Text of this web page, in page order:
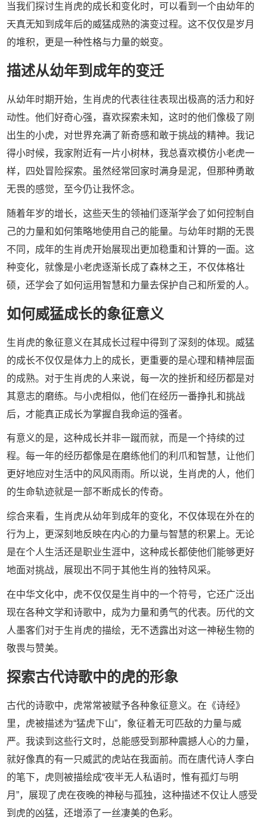
当我们探讨生肖虎的成长和变化时，可以看到一个由幼年的
天真无知到成年后的威猛成熟的演变过程。这不仅仅是岁月
的堆积，更是一种性格与力量的蜕变。
描述从幼年到成年的变迁
从幼年时期开始，生肖虎的代表往往表现出极高的活力和好
动性。他们好奇心强，喜欢探索未知，这时的他们像极了刚
出生的小虎，对世界充满了新奇感和敢于挑战的精神。我记
得小时候，我家附近有一片小树林，我总喜欢模仿小老虎一
样，四处冒险探索。虽然经常回家时满身是泥，但那种勇敢
无畏的感觉，至今仍让我怀念。
随着年岁的增长，这些天生的领袖们逐渐学会了如何控制自
己的力量和如何策略地使用自己的能量。与幼年时期的无畏
不同，成年的生肖虎开始展现出更加稳重和计算的一面。这
种变化，就像是小老虎逐渐长成了森林之王，不仅体格壮
硕，还学会了如何运用智慧和力量去保护自己和所爱的人。
如何威猛成长的象征意义
生肖虎的象征意义在其成长过程中得到了深刻的体现。威猛
的成长不仅仅是体力上的成长，更重要的是心理和精神层面
的成熟。对于生肖虎的人来说，每一次的挫折和经历都是对
其意志的磨练。与小虎相似，他们在经历一番挣扎和挑战
后，才能真正成长为掌握自我命运的强者。
有意义的是，这种成长并非一蹴而就，而是一个持续的过
程。每一年的经历都像是在磨练他们的利爪和智慧，让他们
更好地应对生活中的风风雨雨。所以说，生肖虎的人，他们
的生命轨迹就是一部不断成长的传奇。
综合来看，生肖虎从幼年到成年的变化，不仅体现在外在的
行为上，更深刻地反映在内心的力量与智慧的积累上。无论
是在个人生活还是职业生涯中，这种成长都使他们能够更好
地面对挑战，展现出不同于其他生肖的独特风采。
在中华文化中，虎不仅仅是生肖中的一个符号，它还广泛出
现在各种文学和诗歌中，成为力量和勇气的代表。历代的文
人墨客们对于生肖虎的描绘，无不透露出对这一神秘生物的
敬畏与赞美。
探索古代诗歌中的虎的形象
古代的诗歌中，虎常常被赋予各种象征意义。在《诗经》
里，虎被描述为“猛虎下山”，象征着无可匹敌的力量与威
严。我读到这些行文时，总能感受到那种震撼人心的力量，
就好像真的有一只威武的虎站在我面前。而在唐代诗人李白
的笔下，虎则被描绘成“夜半无人私语时，惟有孤灯与明
月”，展现了虎在夜晚的神秘与孤独，这种描述不仅让人感受
到虎的凶猛，还增添了一丝凄美的色彩。